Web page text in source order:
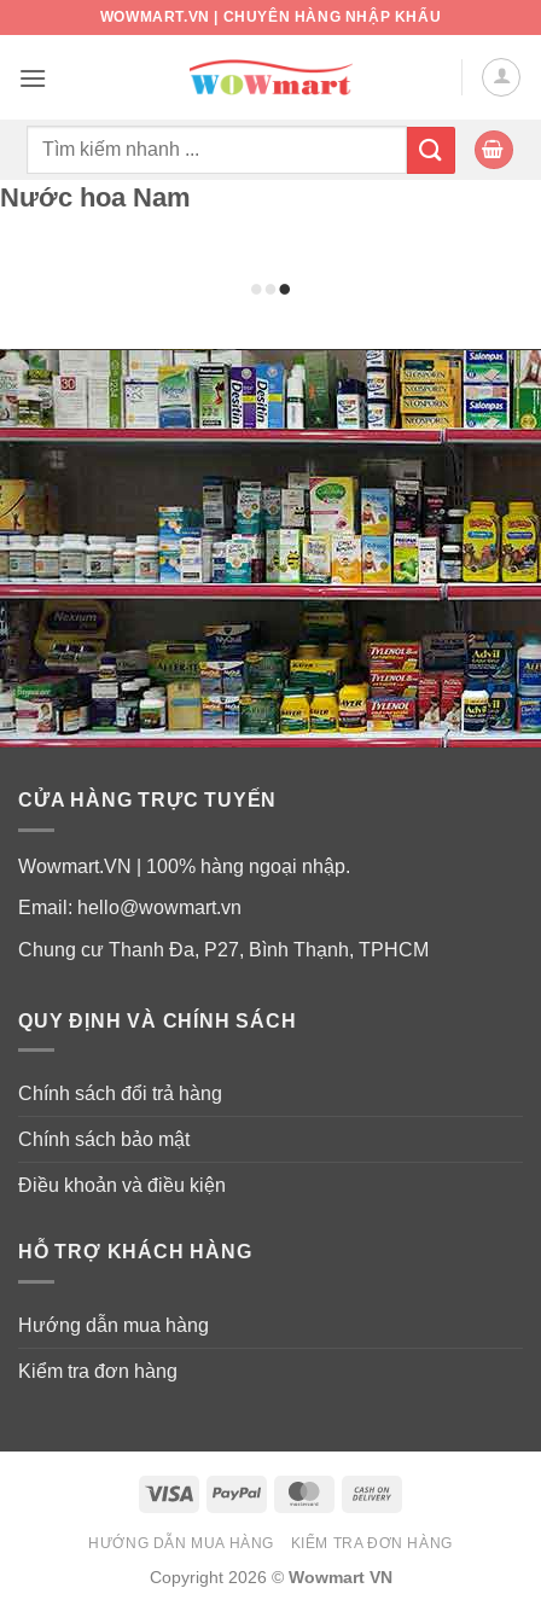
nội
WOWMART.VN | CHUYÊN HÀNG NHẬP KHẨU
Tìm
Nước hoa Nam
CỬA HÀNG TRỰC TUYẾN
Wowmart.VN | 100% hàng ngoại nhập.
Email: hello@wowmart.vn
Chung cư Thanh Đa, P27, Bình Thạnh, TPHCM
QUY ĐỊNH VÀ CHÍNH SÁCH
Chính sách đổi trả hàng
Chính sách bảo mật
Điều khoản và điều kiện
HỖ TRỢ KHÁCH HÀNG
Hướng dẫn mua hàng
Kiểm tra đơn hàng
Visa PayPal MasterCard
Delivery
HƯỚNG DẪN MUA HÀNG KIỂM TRA ĐƠN HÀNG
Copyright 2026 © Wowmart VN